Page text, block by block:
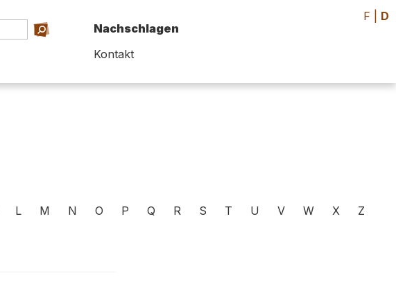
Nachschlagen
Kontakt
F D
L M N O P Q R S T U V W X Z